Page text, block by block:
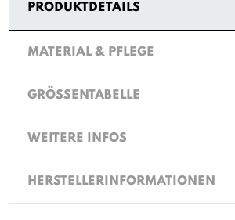
PRODUKTDETAILS
MATERIAL & PFLEGE
GRÖSSENTABELLE
WEITERE INFOS
HERSTELLERINFORMATIONEN